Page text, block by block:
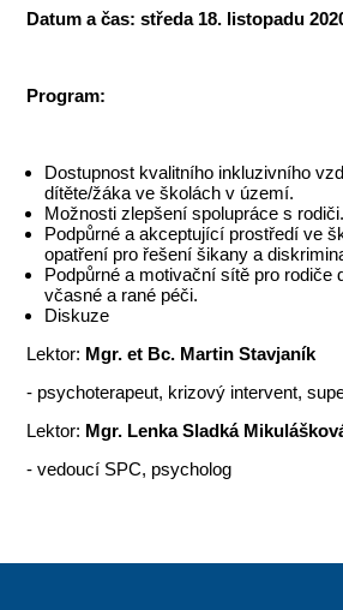
Datum a čas: středa 18. listopadu
Program:
Dostupnost kvalitního inkluzivního
dítěte/žáka ve školách v území.
Možnosti zlepšení spolupráce s rodiči.
Podpůrné a akceptující prostředí ve
opatření pro řešení šikany a
Podpůrné a motivační sítě pro rodiče
včasné a rané péči.
Diskuze
Lektor: Mgr. et Bc. Martin Stavjaník
- psychoterapeut, krizový intervent,
Lektor: Mgr. Lenka Sladká
- vedoucí SPC, psycholog